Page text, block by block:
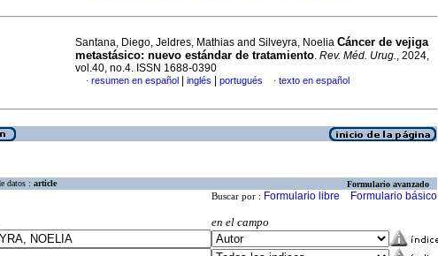
Santana, Diego, Jeldres, Mathias and Silveyra, Noelia Cáncer de vejiga
metastásico: nuevo estándar de tratamiento. Rev. Méd. Urug., 2024,
vol.40, no.4. ISSN 1688-0390
· resumen en español inglés portugués · texto en español
datos : article Formulario avanzado
Buscar por : Formulario libre Formulario básico
en el campo